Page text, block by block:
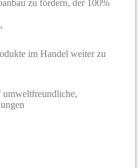
zu fördern, der 100%
im Handel weiter zu
umweltfreundliche,